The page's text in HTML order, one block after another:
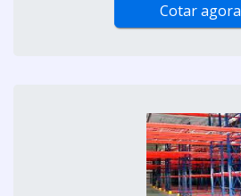
Cotar agora